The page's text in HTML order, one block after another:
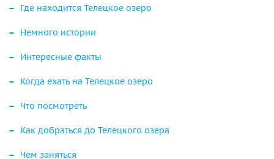
Где находится Телецкое озеро
Немного истории
Интересные факты
Когда ехать на Телецкое озеро
Что посмотреть
Как добраться до Телецкого озера
Чем заняться